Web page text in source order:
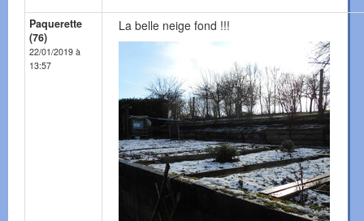
Paquerette
(76)
22/01/2019 à
13:57
La belle neige fond !!!